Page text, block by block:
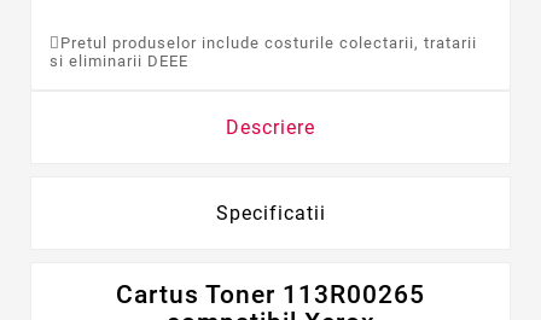
Pretul produselor include costurile colectarii, tratarii
si eliminarii DEEE
Descriere
Specificatii
Cartus Toner 113R00265